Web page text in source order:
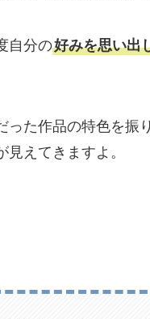
自分の好みを思い出
った作品の特色を振
見えてきますよ。